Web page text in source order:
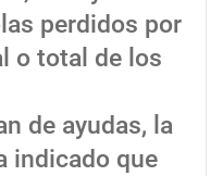
perdidos por
o total de los
de ayudas, la
indicado que